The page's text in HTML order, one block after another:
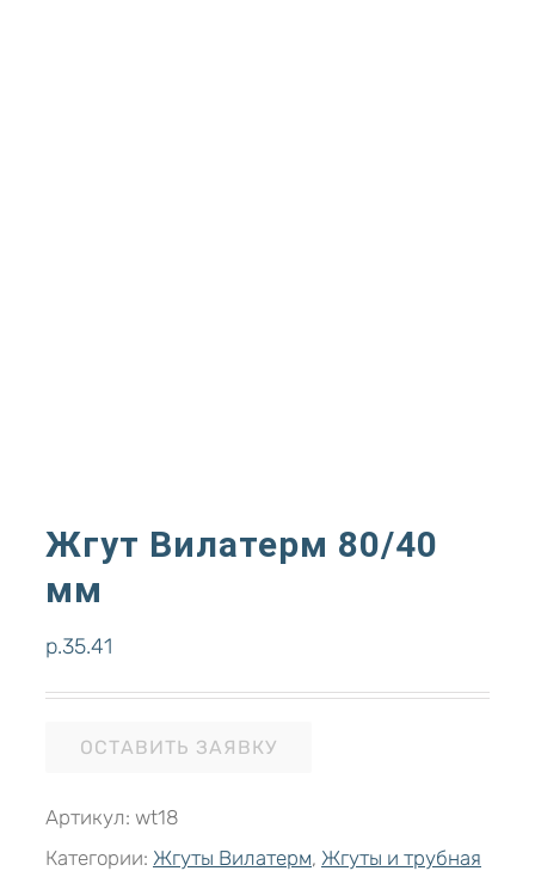
Жгут Вилатерм 80/40
мм
р.35.41
ОСТАВИТЬ ЗАЯВКУ
Артикул: wt18
Категории: Жгуты Вилатерм, Жгуты и трубная